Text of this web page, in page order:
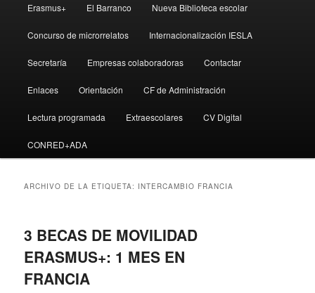
Erasmus+ El Barranco Nueva Biblioteca escolar
Concurso de microrrelatos Internacionalización IESLA
Secretaría Empresas colaboradoras Contactar
Enlaces Orientación CF de Administración
Lectura programada Extraescolares CV Digital
CONRED+ADA
ARCHIVO DE LA ETIQUETA: INTERCAMBIO FRANCIA
3 BECAS DE MOVILIDAD
ERASMUS+: 1 MES EN
FRANCIA